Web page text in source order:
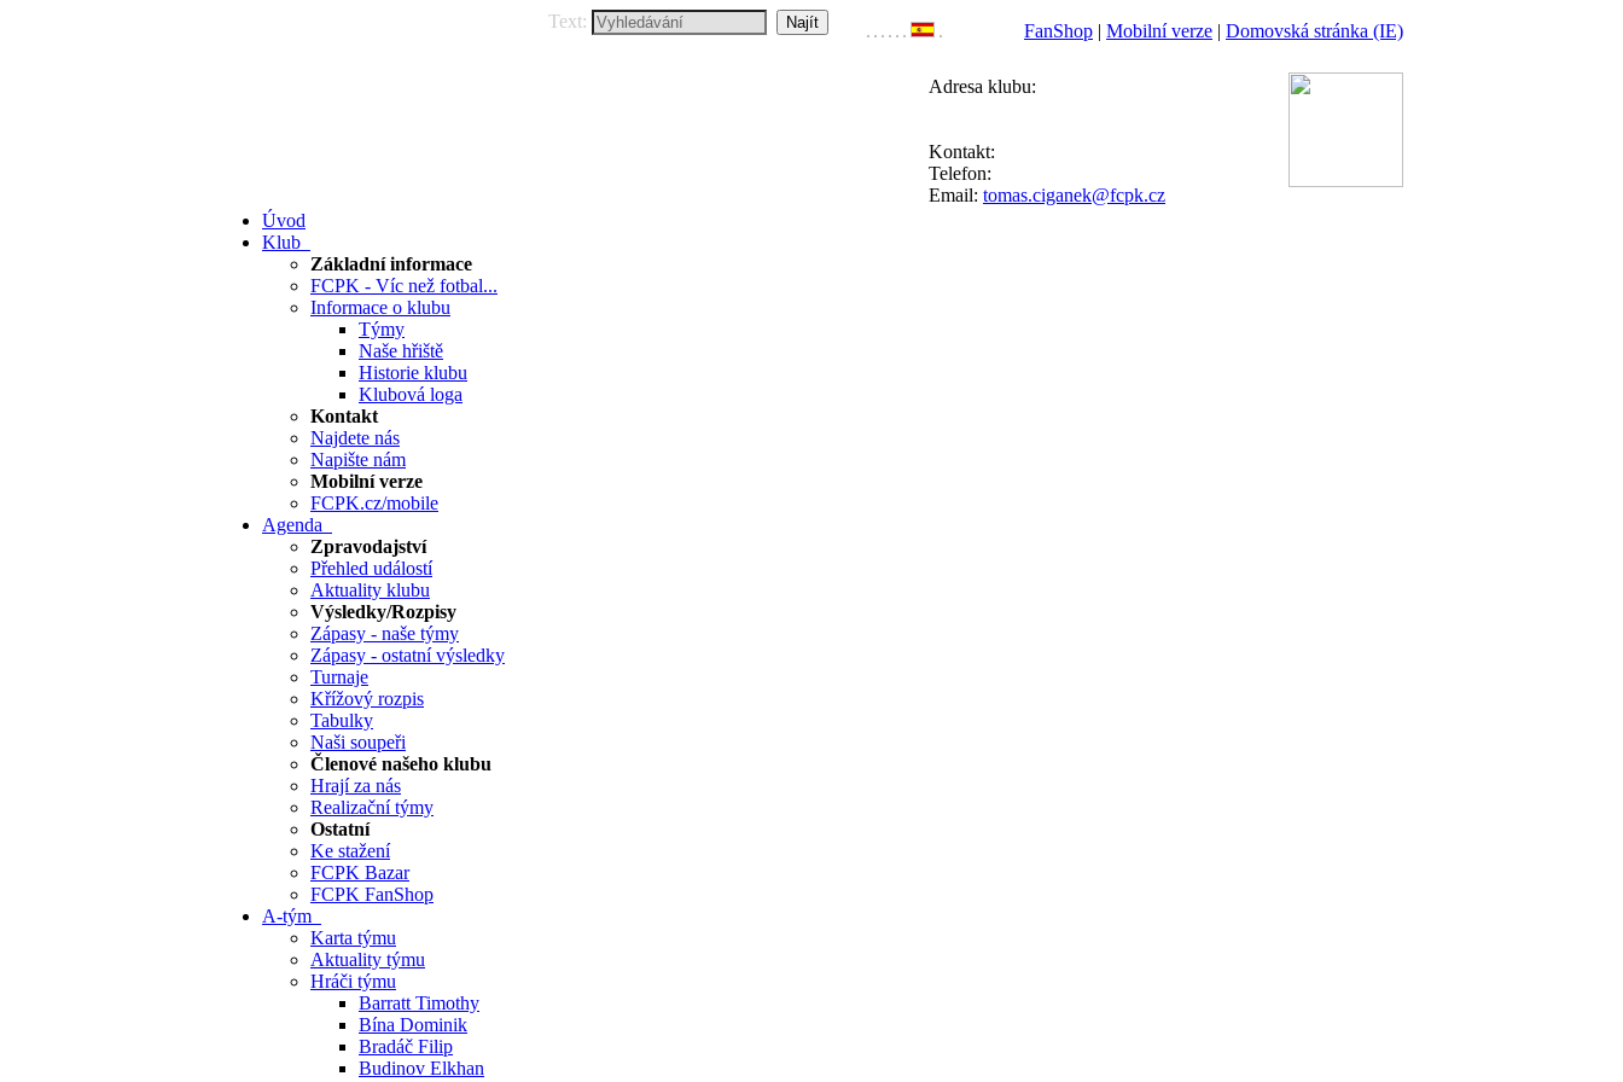
Text: FanShop | Mobilní verze | Domovská stránka (IE)
Adresa klubu:
Kontakt:
Telefon:
Email: tomas.ciganek@fcpk.cz
Úvod
Klub
Základní informace
FCPK - Víc než fotbal...
Informace o klubu
Týmy
Naše hřiště
Historie klubu
Klubová loga
Kontakt
Najdete nás
Napište nám
Mobilní verze
FCPK.cz/mobile
Agenda
Zpravodajství
Přehled událostí
Aktuality klubu
Výsledky/Rozpisy
Zápasy - naše týmy
Zápasy - ostatní výsledky
Turnaje
Křížový rozpis
Tabulky
Naši soupeři
Členové našeho klubu
Hrají za nás
Realizační týmy
Ostatní
Ke stažení
FCPK Bazar
FCPK FanShop
A-tým
Karta týmu
Aktuality týmu
Hráči týmu
Barratt Timothy
Bína Dominik
Bradáč Filip
Budinov Elkhan